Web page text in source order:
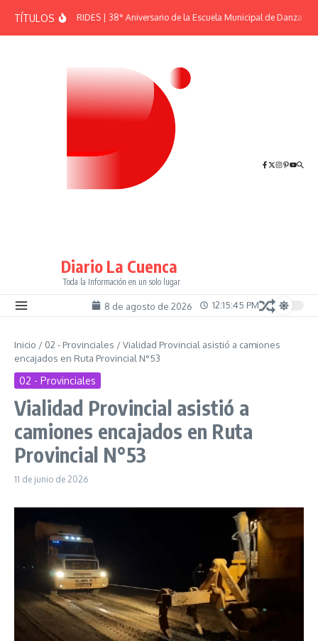
TÍTULOSEFEMÉRIDES | 38° Aniversario de la Escuela Municipal de Danzas “El
Diario La Cuenca
Toda la Información en un solo lugar
8 de agosto de 2026 12:15:46 PM
Inicio / 02 - Provinciales /Vialidad Provincial asistió a camiones
encajados en Ruta Provincial N°53
02 - Provinciales
Vialidad Provincial asistió a
camiones encajados en Ruta
Provincial N°53
11 de junio de 2026